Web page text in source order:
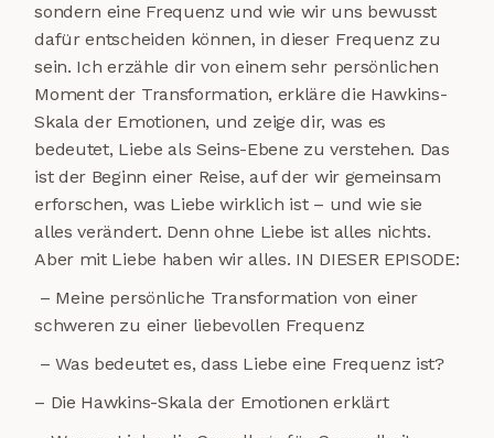
sondern eine Frequenz und wie wir uns bewusst
dafür entscheiden können, in dieser Frequenz zu
sein. Ich erzähle dir von einem sehr persönlichen
Moment der Transformation, erkläre die Hawkins-
Skala der Emotionen, und zeige dir, was es
bedeutet, Liebe als Seins-Ebene zu verstehen. Das
ist der Beginn einer Reise, auf der wir gemeinsam
erforschen, was Liebe wirklich ist – und wie sie
alles verändert. Denn ohne Liebe ist alles nichts.
Aber mit Liebe haben wir alles. IN DIESER EPISODE:
– Meine persönliche Transformation von einer
schweren zu einer liebevollen Frequenz
– Was bedeutet es, dass Liebe eine Frequenz ist?
– Die Hawkins-Skala der Emotionen erklärt